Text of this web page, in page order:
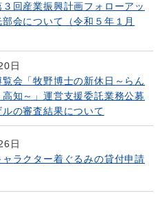
回産業振興計画フォローアッ
会について（令和５年１月
日
会「牧野博士の新休日～らん
高知～」運営支援委託業務公募
の審査結果について
日
ラクター着ぐるみの貸付申請